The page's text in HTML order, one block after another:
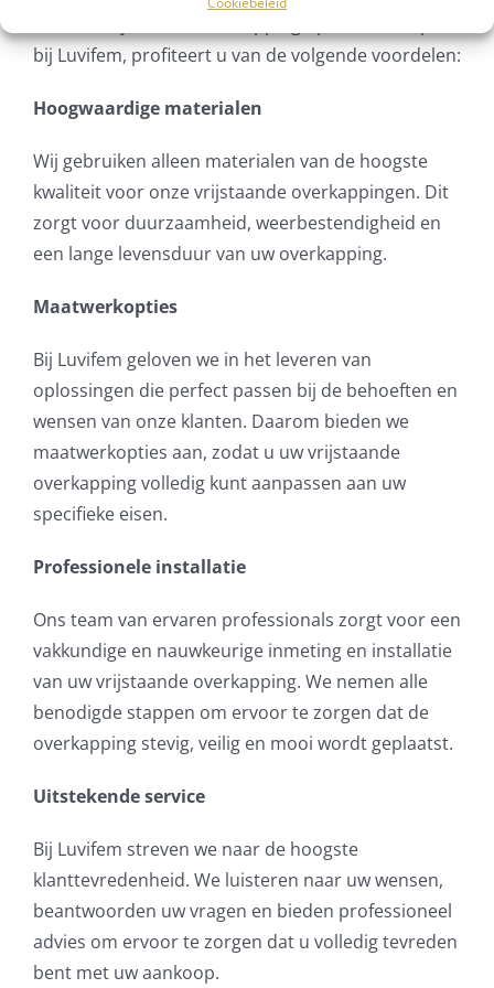
bij Luvifem, profiteert u van de volgende voordelen:
Hoogwaardige materialen
Wij gebruiken alleen materialen van de hoogste
kwaliteit voor onze vrijstaande overkappingen. Dit
zorgt voor duurzaamheid, weerbestendigheid en
een lange levensduur van uw overkapping.
Maatwerkopties
Bij Luvifem geloven we in het leveren van
oplossingen die perfect passen bij de behoeften en
wensen van onze klanten. Daarom bieden we
maatwerkopties aan, zodat u uw vrijstaande
overkapping volledig kunt aanpassen aan uw
specifieke eisen.
Professionele installatie
Ons team van ervaren professionals zorgt voor een
vakkundige en nauwkeurige inmeting en installatie
van uw vrijstaande overkapping. We nemen alle
benodigde stappen om ervoor te zorgen dat de
overkapping stevig, veilig en mooi wordt geplaatst.
Uitstekende service
Bij Luvifem streven we naar de hoogste
klanttevredenheid. We luisteren naar uw wensen,
beantwoorden uw vragen en bieden professioneel
advies om ervoor te zorgen dat u volledig tevreden
bent met uw aankoop.